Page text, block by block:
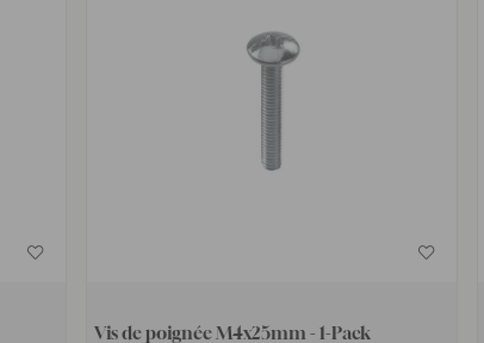
Vis de poignée M4x25mm - 1-Pack